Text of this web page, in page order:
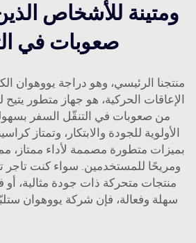
ومتينة للأشخاص
صعوبات في
منتجنا الرئيسي، وهو دراجة يووهوان
الإعاقات الحركية، هو جهاز متطور
من صعوبات في التنقّل السفر
الأولوية للجودة والابتكار، وتمتاز
بميزات متطورة مصممة لأداء ممتاز،
ومريحًا للمستخدمين. سواء كنت
منتجات متحركة ذات جودة مثالية،
سهلة وفعالة، فإن شركة يووهوان